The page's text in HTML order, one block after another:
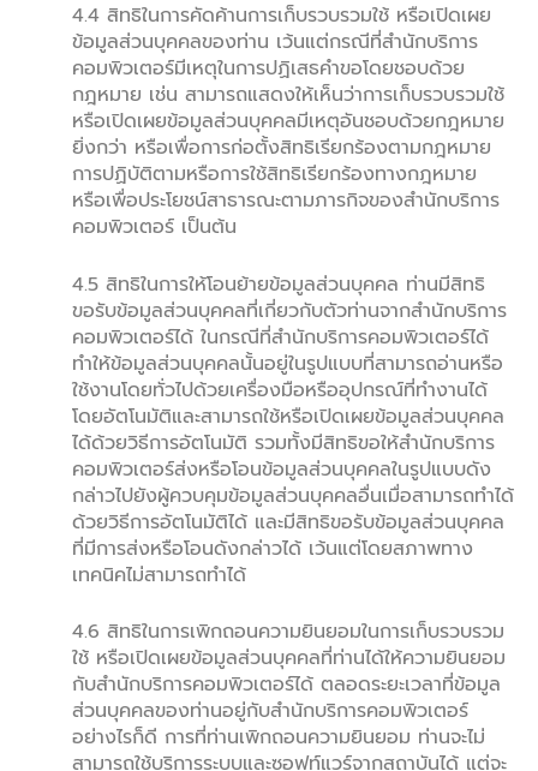
4.4 สิทธิในการคัดค้านการเก็บรวบรวมใช้ หรือเปิดเผย
ข้อมูลส่วนบุคคลของท่าน เว้นแต่กรณีที่สำนักบริการ
คอมพิวเตอร์มีเหตุในการปฏิเสธคำขอโดยชอบด้วย
กฎหมาย เช่น สามารถแสดงให้เห็นว่าการเก็บรวบรวมใช้
หรือเปิดเผยข้อมูลส่วนบุคคลมีเหตุอันชอบด้วยกฎหมาย
ยิ่งกว่า หรือเพื่อการก่อตั้งสิทธิเรียกร้องตามกฎหมาย
การปฏิบัติตามหรือการใช้สิทธิเรียกร้องทางกฎหมาย
หรือเพื่อประโยชน์สาธารณะตามภารกิจของสำนักบริการ
คอมพิวเตอร์ เป็นต้น
4.5 สิทธิในการให้โอนย้ายข้อมูลส่วนบุคคล ท่านมีสิทธิ
ขอรับข้อมูลส่วนบุคคลที่เกี่ยวกับตัวท่านจากสำนักบริการ
คอมพิวเตอร์ได้ ในกรณีที่สำนักบริการคอมพิวเตอร์ได้
ทำให้ข้อมูลส่วนบุคคลนั้นอยู่ในรูปแบบที่สามารถอ่านหรือ
ใช้งานโดยทั่วไปด้วยเครื่องมือหรืออุปกรณ์ที่ทำงานได้
โดยอัตโนมัติและสามารถใช้หรือเปิดเผยข้อมูลส่วนบุคคล
ได้ด้วยวิธีการอัตโนมัติ รวมทั้งมีสิทธิขอให้สำนักบริการ
คอมพิวเตอร์ส่งหรือโอนข้อมูลส่วนบุคคลในรูปแบบดัง
กล่าวไปยังผู้ควบคุมข้อมูลส่วนบุคคลอื่นเมื่อสามารถทำได้
ด้วยวิธีการอัตโนมัติได้ และมีสิทธิขอรับข้อมูลส่วนบุคคล
ที่มีการส่งหรือโอนดังกล่าวได้ เว้นแต่โดยสภาพทาง
เทคนิคไม่สามารถทำได้
4.6 สิทธิในการเพิกถอนความยินยอมในการเก็บรวบรวม
ใช้ หรือเปิดเผยข้อมูลส่วนบุคคลที่ท่านได้ให้ความยินยอม
กับสำนักบริการคอมพิวเตอร์ได้ ตลอดระยะเวลาที่ข้อมูล
ส่วนบุคคลของท่านอยู่กับสำนักบริการคอมพิวเตอร์
อย่างไรก็ดี การที่ท่านเพิกถอนความยินยอม ท่านจะไม่
สามารถใช้บริการระบบและซอฟท์แวร์จากสถาบันได้ แต่จะ